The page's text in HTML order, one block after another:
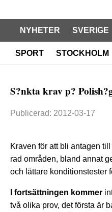
NYHETER SVERIGE
SPORT STOCKHOLM
S?nkta krav p?
Publicerad: 2012-03-17
Kraven för att bli antagen
rad områden, bland annat
och lättare konditionstester
I fortsättningen kommer
två olika prov, det första är